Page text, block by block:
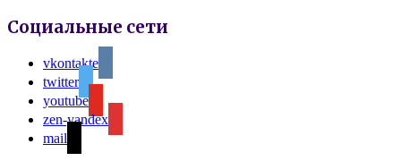
Социальные сети
vkontakte
twitter
youtube
zen-yandex
mail